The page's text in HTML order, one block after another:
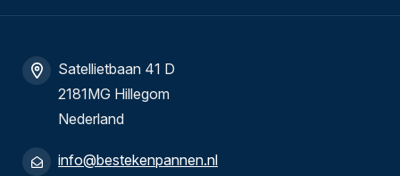
Satellietbaan 41 D
2181MG Hillegom
Nederland
info@bestekenpannen.nl